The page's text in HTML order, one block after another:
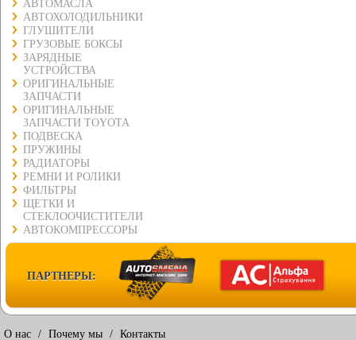
АВТОМАСЛА
АВТОХОЛОДИЛЬНИКИ
ГЛУШИТЕЛИ
ГРУЗОВЫЕ БОКСЫ
ЗАРЯДНЫЕ
УСТРОЙСТВА
ОРИГИНАЛЬНЫЕ
ЗАПЧАСТИ
ОРИГИНАЛЬНЫЕ
ЗАПЧАСТИ TOYOTA
ПОДВЕСКА
ПРУЖИНЫ
РАДИАТОРЫ
РЕМНИ И РОЛИКИ
ФИЛЬТРЫ
ЩЕТКИ И
СТЕКЛООЧИСТИТЕЛИ
АВТОКОМПРЕССОРЫ
ПАРТНЕРЫ:
О нас / Почему мы / Контакты